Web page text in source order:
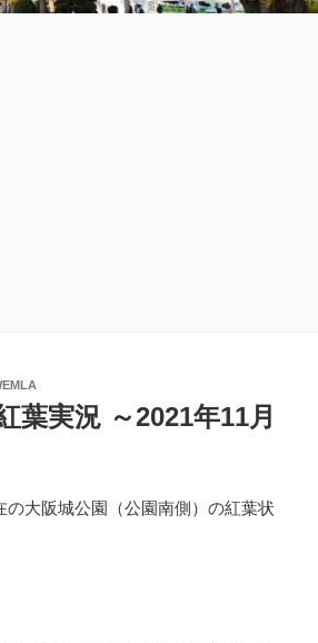
葉実況 ～2021年11月
の大阪城公園（公園南側）の紅葉状